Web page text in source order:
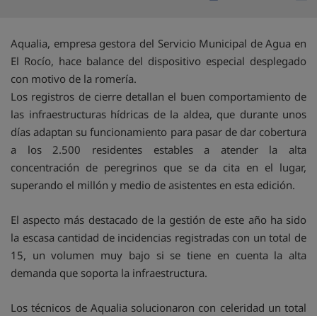
Aqualia, empresa gestora del Servicio Municipal de Agua en
El Rocío, hace balance del dispositivo especial desplegado
con motivo de la romería.
Los registros de cierre detallan el buen comportamiento de
las infraestructuras hídricas de la aldea, que durante unos
días adaptan su funcionamiento para pasar de dar cobertura
a los 2.500 residentes estables a atender la alta
concentración de peregrinos que se da cita en el lugar,
superando el millón y medio de asistentes en esta edición.
El aspecto más destacado de la gestión de este año ha sido
la escasa cantidad de incidencias registradas con un total de
15, un volumen muy bajo si se tiene en cuenta la alta
demanda que soporta la infraestructura.
Los técnicos de Aqualia solucionaron con celeridad un total